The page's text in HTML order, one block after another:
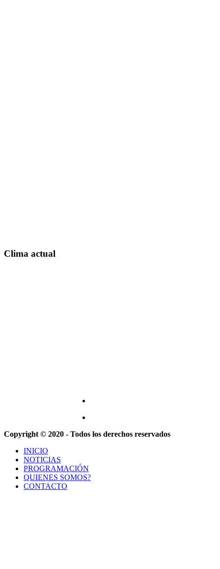
Clima actual
Copyright © 2020 - Todos los derechos reservados
INICIO
NOTICIAS
PROGRAMACIÓN
QUIENES SOMOS?
CONTACTO